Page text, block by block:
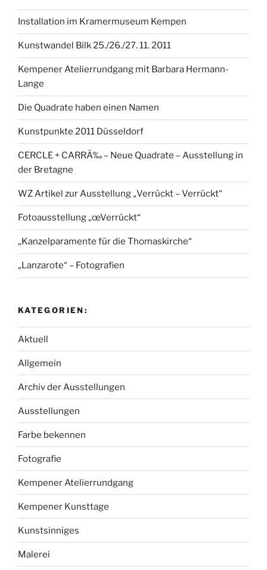
Installation im Kramermuseum Kempen
Kunstwandel Bilk 25./26./27. 11. 2011
Kempener Atelierrundgang mit Barbara Hermann-
Lange
Die Quadrate haben einen Namen
Kunstpunkte 2011 Düsseldorf
CERCLE + CARRÃ‰ – Neue Quadrate – Ausstellung in
der Bretagne
WZ Artikel zur Ausstellung „Verrückt – Verrückt“
Fotoausstellung „œVerrückt“
„Kanzelparamente für die Thomaskirche“
„Lanzarote“ – Fotografien
KATEGORIEN:
Aktuell
Allgemein
Archiv der Ausstellungen
Ausstellungen
Farbe bekennen
Fotografie
Kempener Atelierrundgang
Kempener Kunsttage
Kunstsinniges
Malerei